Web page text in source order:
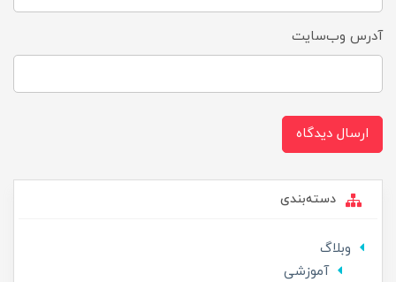
آدرس وب‌سایت
ارسال دیدگاه
دسته‌بندی
وبلاگ
آموزشی